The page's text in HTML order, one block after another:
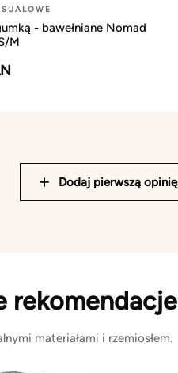
- bawełniane Nomad
M
Dodaj pierwszą opinię
rekomendacje
materiałami i rzemiosłem.